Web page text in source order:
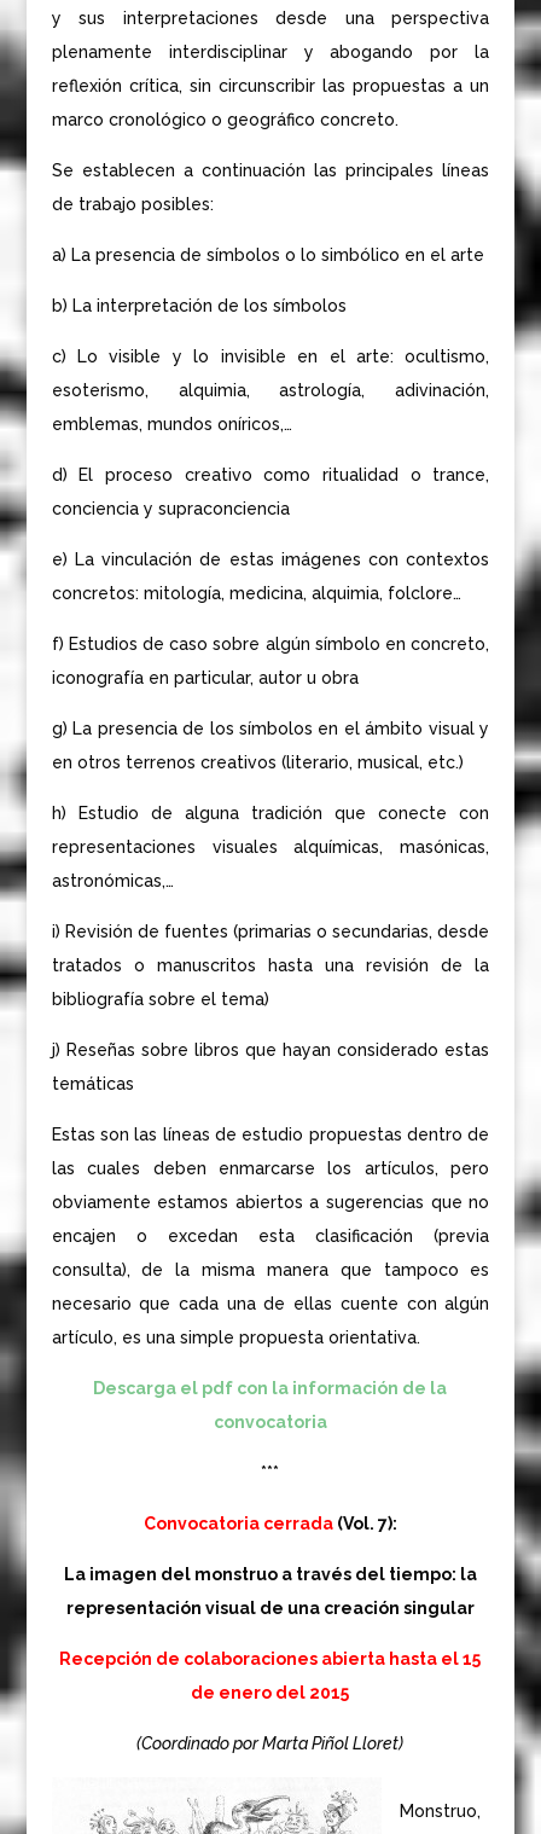
y sus interpretaciones desde una perspectiva
plenamente interdisciplinar y abogando por la
reflexión crítica, sin circunscribir las propuestas a un
marco cronológico o geográfico concreto.
Se establecen a continuación las principales líneas
de trabajo posibles:
a) La presencia de símbolos o lo simbólico en el arte
b) La interpretación de los símbolos
c) Lo visible y lo invisible en el arte: ocultismo,
esoterismo, alquimia, astrología, adivinación,
emblemas, mundos oníricos,…
d) El proceso creativo como ritualidad o trance,
conciencia y supraconciencia
e) La vinculación de estas imágenes con contextos
concretos: mitología, medicina, alquimia, folclore…
f) Estudios de caso sobre algún símbolo en concreto,
iconografía en particular, autor u obra
g) La presencia de los símbolos en el ámbito visual y
en otros terrenos creativos (literario, musical, etc.)
h) Estudio de alguna tradición que conecte con
representaciones visuales alquímicas, masónicas,
astronómicas,…
i) Revisión de fuentes (primarias o secundarias, desde
tratados o manuscritos hasta una revisión de la
bibliografía sobre el tema)
j) Reseñas sobre libros que hayan considerado estas
temáticas
Estas son las líneas de estudio propuestas dentro de
las cuales deben enmarcarse los artículos, pero
obviamente estamos abiertos a sugerencias que no
encajen o excedan esta clasificación (previa
consulta), de la misma manera que tampoco es
necesario que cada una de ellas cuente con algún
artículo, es una simple propuesta orientativa.
Descarga el pdf con la información de la
convocatoria
***
Convocatoria cerrada(Vol. 7):
La imagen del monstruo a través del tiempo: la
representación visual de una creación singular
Recepción de colaboraciones abierta hasta el 15
de enero del 2015
(Coordinado por Marta Piñol Lloret)
Monstruo,